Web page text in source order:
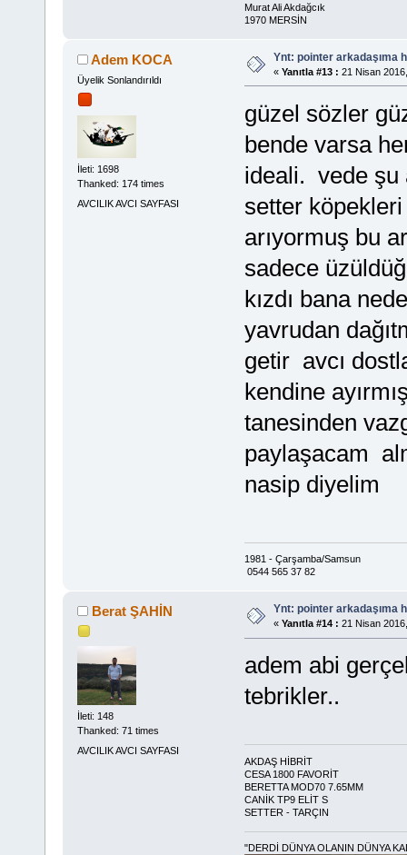
Murat Ali Akdağcık
1970 MERSİN
Adem KOCA
Üyelik Sonlandırıldı
İleti: 1698
Thanked: 174 times
AVCILIK AVCI SAYFASI
Ynt: pointer arkadaşıma
« Yanıtla #13 : 21 Nisan
güzel sözler
bende varsa
ideali. vede şu
setter
arıyormuş bu
sadece
kızdı bana
yavrudan
getir avcı
kendine
tanesinden
paylaşacam
nasip diyelim
1981 - Çarşamba/Samsun
0544 565 37 82
Berat ŞAHİN
İleti: 148
Thanked: 71 times
AVCILIK AVCI SAYFASI
Ynt: pointer arkadaşıma
« Yanıtla #14 : 21 Nisan
adem abi
tebrikler..
AKDAŞ HİBRİT
CESA 1800 FAVORİT
BERETTA MOD70 7.65MM
CANİK TP9 ELİT S
SETTER - TARÇIN
"DERDİ DÜNYA OLANIN DÜNYA